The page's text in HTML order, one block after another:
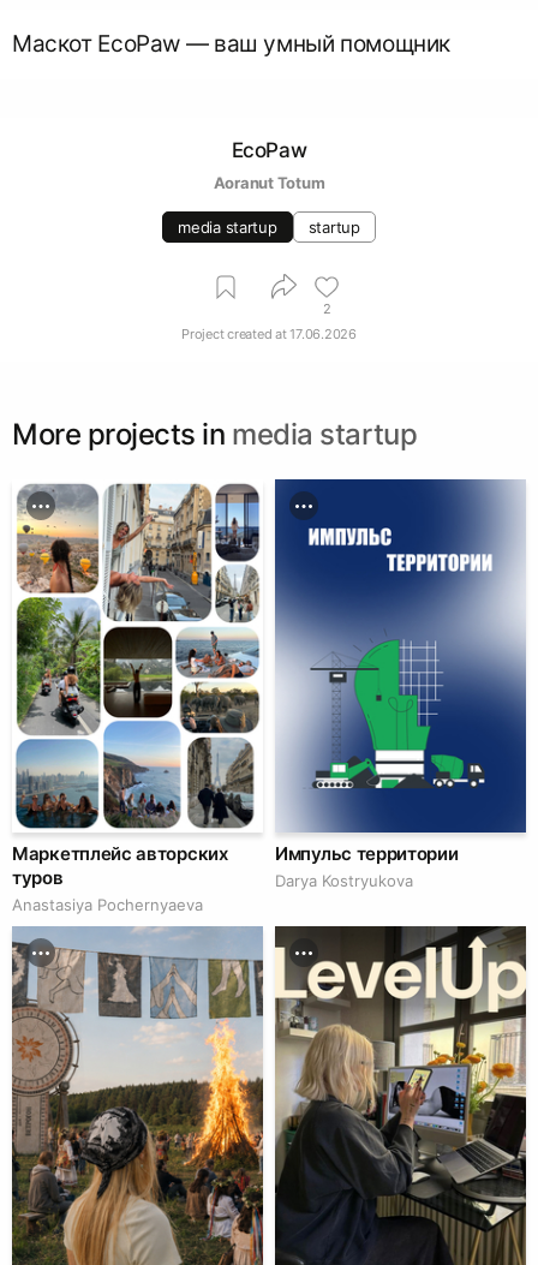
Маскот EcoPaw — ваш умный помощник
EcoPaw
Aoranut Totum
media startup startup
2
Project created at17.06.2026
More projects in media startup
Маркетплейс авторских
туров
Anastasiya Pochernyaeva
Импульс территории
Darya Kostryukova